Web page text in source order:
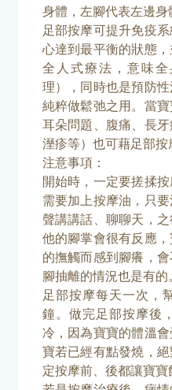
身體，左腳代表左邊身
足部按摩可提升免疫
心達到最平衡的狀態
全人式療法，意味
理），同時也是預防
純粹做鬆弛之用。當寶
耳朵問題、腹痛、長牙
溼疹等）也可藉足部按
注意事項：
開始時，一定要搓揉
需要加上按摩油，只
聲講講話、聊聊天，
他的腳掌會很有反應
的撫觸而感到腳癢，
腳抽離的情況也是有的
足部按摩每天一次，
鐘。做完足部按摩後
冷，因為寶寶的體溫
寶若已經有點發燒，
定按摩前、後都讓寶寶